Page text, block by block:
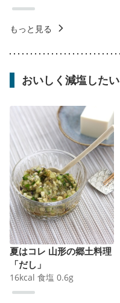
もっと見る
おいしく減塩したい
夏はコレ 山形の郷土料理
「だし」
16kcal 食塩 0.6g